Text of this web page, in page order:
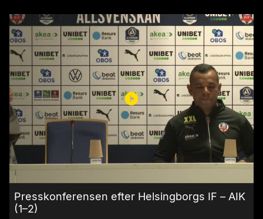
Presskonferensen efter Helsingborgs IF – AIK
(1–2)